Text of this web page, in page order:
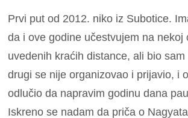
Prvi put od 2012. niko iz Subotice.
da i ove godine učestvujem na nekoj
uvedenih kraćih distance, ali bio
drugi se nije organizovao i prijavio, i
odlučio da napravim godinu dana
Iskreno se nadam da priča o